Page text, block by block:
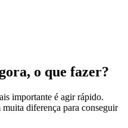
o que fazer?
importante é agir rápido.
diferença para conseguir